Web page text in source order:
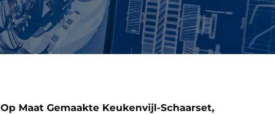
Op Maat Gemaakte Keukenvijl-Schaarset,